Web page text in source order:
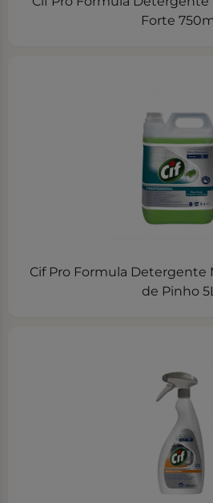
Forte
Cif Pro Formula Detergente
de Pinho